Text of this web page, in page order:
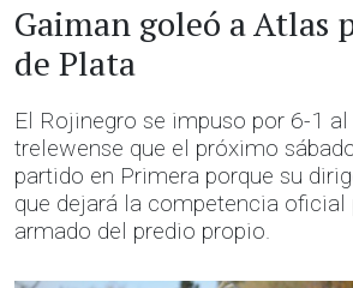
Gaiman goleó a Atlas
de Plata
El Rojinegro se impuso por 6-1
trelewense que el próximo
partido en Primera porque su
que dejará la competencia oficial
armado del predio propio.